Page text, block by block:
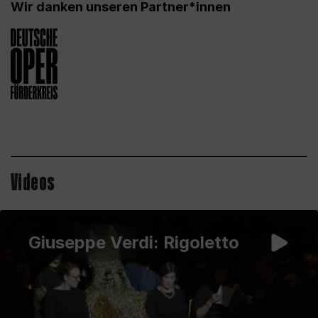
Wir danken unseren Partner*innen
Videos
Giuseppe Verdi: Rigoletto